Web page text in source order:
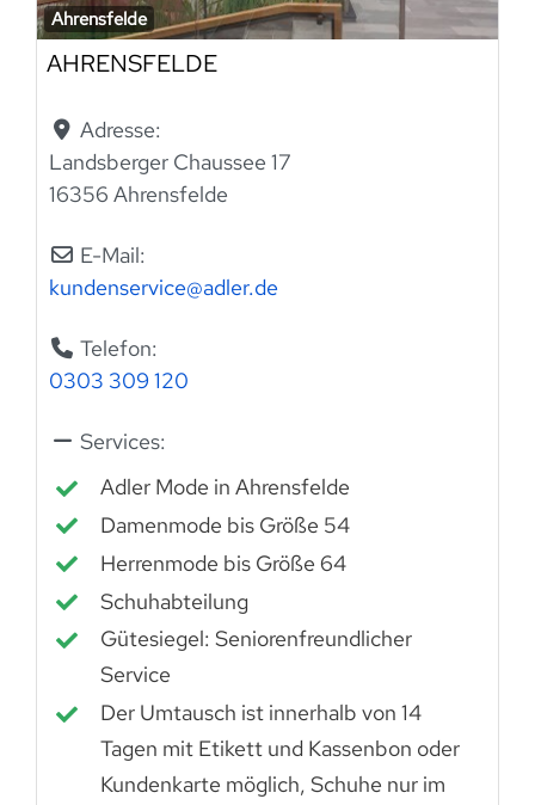
Ahrensfelde
AHRENSFELDE
Adresse:
Landsberger Chaussee 17
16356 Ahrensfelde
E-Mail:
kundenservice@adler.de
Telefon:
0303 309 120
Services:
Adler Mode in Ahrensfelde
Damenmode bis Größe 54
Herrenmode bis Größe 64
Schuhabteilung
Gütesiegel: Seniorenfreundlicher
Service
Der Umtausch ist innerhalb von 14
Tagen mit Etikett und Kassenbon oder
Kundenkarte möglich, Schuhe nur im